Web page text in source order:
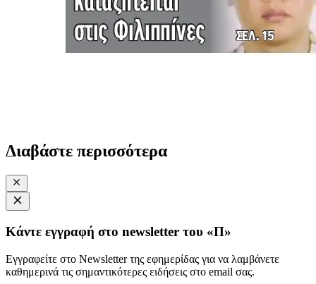
Διαβάστε περισσότερα
Κάντε εγγραφή στο newsletter του «Π»
Εγγραφείτε στο Newsletter της εφημερίδας για να λαμβάνετε
καθημερινά τις σημαντικότερες ειδήσεις στο email σας.